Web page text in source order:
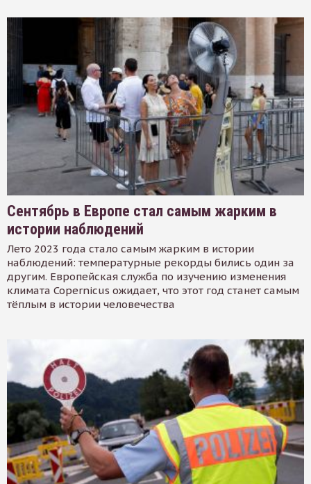
Сентябрь в Европе стал самым жарким в
истории наблюдений
Лето 2023 года стало самым жарким в истории
наблюдений: температурные рекорды бились один за
другим. Европейская служба по изучению изменения
климата Copernicus ожидает, что этот год станет самым
тёплым в истории человечества